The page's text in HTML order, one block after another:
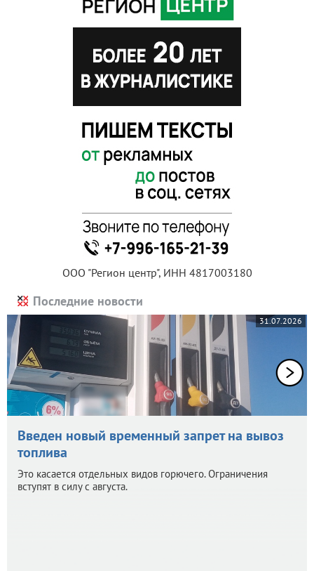
ООО "Регион центр", ИНН 4817003180
Последние новости
31.07.2026
Введен новый временный запрет на вывоз
топлива
Это касается отдельных видов горючего. Ограничения
вступят в силу с августа.